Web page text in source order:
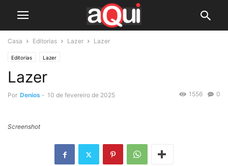
Casa Editorias Lazer Lazer
Editorias Lazer
Lazer
Por Denios - 10 de fevereiro de 2025 0
1556
Screenshot